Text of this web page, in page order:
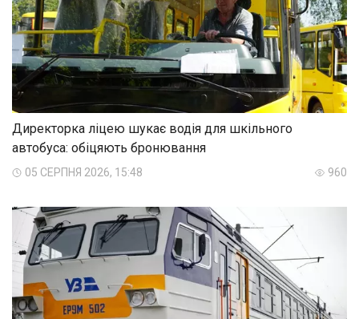
Директорка ліцею шукає водія для шкільного
автобуса: обіцяють бронювання
05 СЕРПНЯ 2026, 15:48 960